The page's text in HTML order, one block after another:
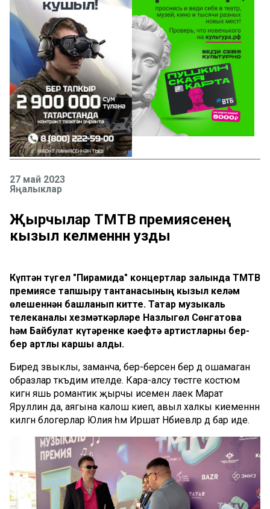
27 май 2023
Яңалыклар
Җырчылар ТМТВ премиясенең
кызыл келәменнән узды
Күптән түгел "Пирамида" концертлар залында ТМТВ
премиясе тапшыру тантанасының кызыл келәм
өлешеннән башланып китте. Татар музыкаль
телеканалы хезмәткәрләре Назлыгөл Сөнгатова
һәм Байбулат күтәренке кәефтә артистларны бер-
бер артлы каршы алды.
Биредә зәвыклы, заманча, бер-берсенә бер дә ошамаган
образлар тәкъдим ителде. Кара-алсу төстәге костюм
кигән яшь романтик җырчы исеменә лаек Марат
Яруллин да, аягына калош киеп, авыл халкы киеменнән
килгән блогерлар Юлия һәм Иршат Нәбиевләр дә бар иде.